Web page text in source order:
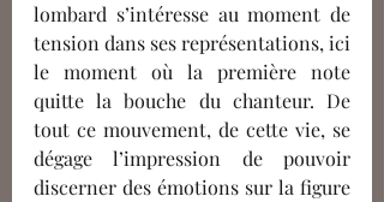
lombard s’intéresse au moment de
tension dans ses représentations, ici
le moment où la première note
quitte la bouche du chanteur. De
tout ce mouvement, de cette vie, se
dégage l’impression de pouvoir
discerner des émotions sur la figure